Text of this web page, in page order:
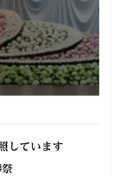
しています
祭